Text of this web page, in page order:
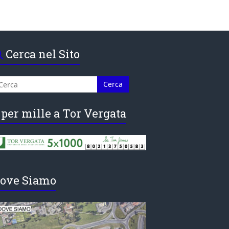
Cerca nel Sito
per mille a Tor Vergata
Siamo